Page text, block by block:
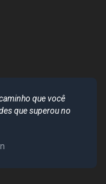
que você
que superou no